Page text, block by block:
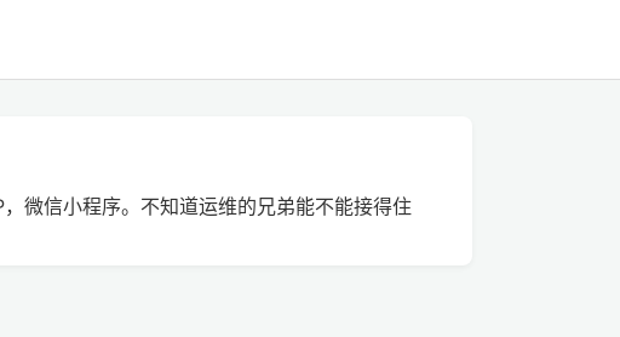
微信小程序。不知道运维的兄弟能不能接得住